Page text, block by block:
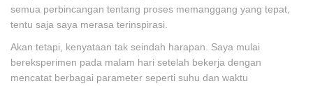
semua perbincangan tentang proses memanggang yang tepat,
tentu saja saya merasa terinspirasi.
Akan tetapi, kenyataan tak seindah harapan. Saya mulai
bereksperimen pada malam hari setelah bekerja dengan
mencatat berbagai parameter seperti suhu dan waktu